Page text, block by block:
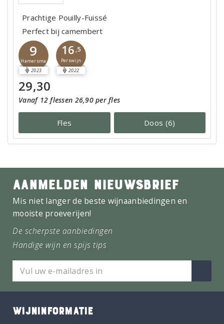
Prachtige Pouilly-Fuissé
Perfect bij camembert
9
Hamersma
2023
16 ,5
Perswijn
2022
29,30
Vanaf 12 flessen 26,90 per fles
Fles Doos (6)
AANMELDEN NIEUWSBRIEF
Mis niet langer de beste wijnaanbiedingen en
mooiste proeverijen!
De scherpste aanbiedingen
Handige wijn en spijs tips
WIJNINFORMATIE